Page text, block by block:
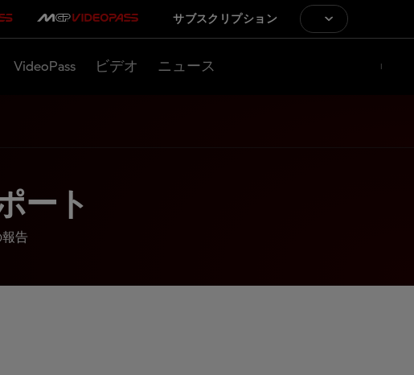
サブスクリプション
VideoPass ビデオ ニュース
ート
告